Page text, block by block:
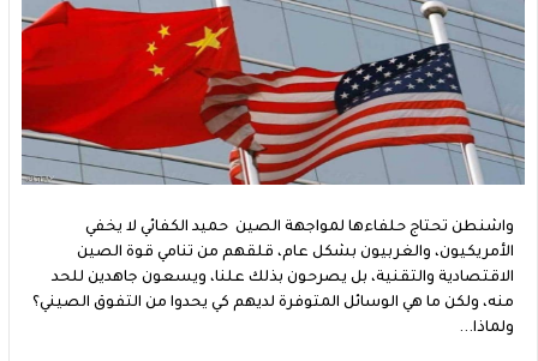
واشنطن تحتاج حلفاءها لمواجهة الصين حميد الكفائي لا يخفي
الأمريكيون، والغربيون بشكل عام، قلقهم من تنامي قوة الصين
الاقتصادية والتقنية، بل يصرحون بذلك علنا، ويسعون جاهدين للحد
منه، ولكن ما هي الوسائل المتوفرة لديهم كي يحدوا من التفوق الصيني؟
ولماذا...